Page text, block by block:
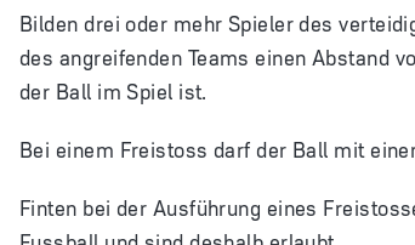
Bilden drei oder mehr Spieler des
des angreifenden Teams einen Abstand
der Ball im Spiel ist.
Bei einem Freistoss darf der Ball mit
Finten bei der Ausführung eines